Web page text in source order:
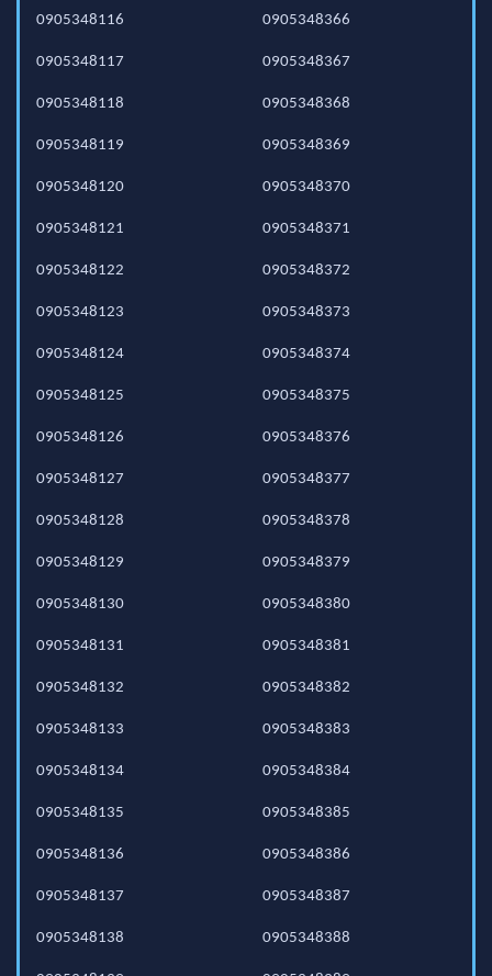
0905348116
0905348117
0905348118
0905348119
0905348120
0905348121
0905348122
0905348123
0905348124
0905348125
0905348126
0905348127
0905348128
0905348129
0905348130
0905348131
0905348132
0905348133
0905348134
0905348135
0905348136
0905348137
0905348138
0905348366
0905348367
0905348368
0905348369
0905348370
0905348371
0905348372
0905348373
0905348374
0905348375
0905348376
0905348377
0905348378
0905348379
0905348380
0905348381
0905348382
0905348383
0905348384
0905348385
0905348386
0905348387
0905348388